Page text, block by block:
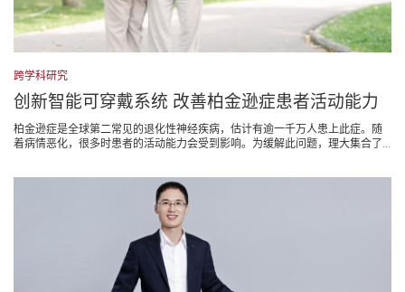
跨学科研究
创新智能可穿戴系统 改善柏金逊症患者活动能力
柏金逊症是全球第二常见的退化性神经疾病，估计有逾一千万人患上此症。随
着病情恶化，很多时患者的活动能力会受到影响。为缓解此问题，理大集合了...